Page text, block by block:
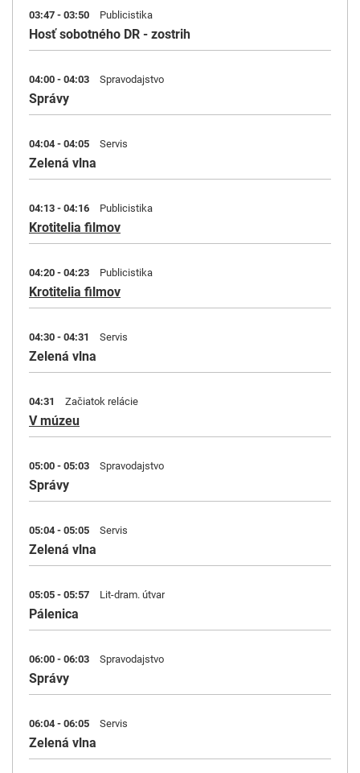
03:47 - 03:50 Publicistika
Hosť sobotného DR - zostrih
04:00 - 04:03 Spravodajstvo
Správy
04:04 - 04:05 Servis
Zelená vlna
04:13 - 04:16 Publicistika
Krotitelia filmov
04:20 - 04:23 Publicistika
Krotitelia filmov
04:30 - 04:31 Servis
Zelená vlna
04:31 Začiatok relácie
V múzeu
05:00 - 05:03 Spravodajstvo
Správy
05:04 - 05:05 Servis
Zelená vlna
05:05 - 05:57 Lit-dram. útvar
Pálenica
06:00 - 06:03 Spravodajstvo
Správy
06:04 - 06:05 Servis
Zelená vlna